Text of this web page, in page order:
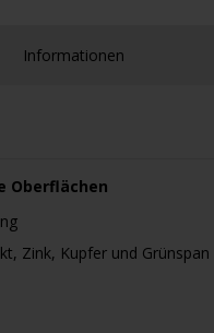
Informationen
Oberflächen
Zink, Kupfer und Grünspan